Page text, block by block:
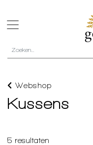
Webshop
Kussens
5 resultaten